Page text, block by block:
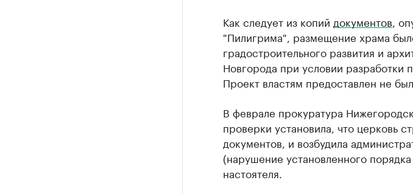
Как следует из копий документов ,
"Пилигрима", размещение храма
градостроительного развития и
Новгорода при условии разработки
Проект властям предоставлен не был.
В феврале прокуратура
проверки установила, что церковь
документов, и возбудила
(нарушение установленного
настоятеля.